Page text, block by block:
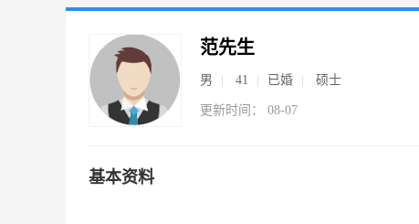
范先生
男 41 已婚 硕士
更新时间： 08-07
基本资料